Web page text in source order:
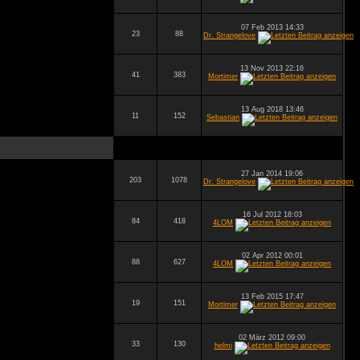
23 88
07 Feb 2013 14:33
Dr. Strangelove
41 383
13 Nov 2013 22:16
Mortimer
11 152
13 Aug 2018 13:46
Sebastian
203 1078
27 Jan 2014 19:06
Dr. Strangelove
84 418
16 Jul 2012 18:03
4LOM
88 627
02 Apr 2012 00:01
4LOM
19 151
13 Feb 2015 17:47
Mortimer
33 130
02 März 2012 09:00
helmi